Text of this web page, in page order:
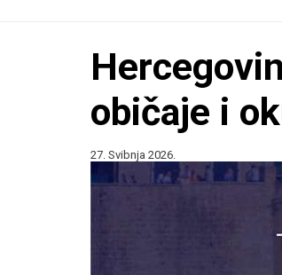
običaje i
27. Svibnja 2026.